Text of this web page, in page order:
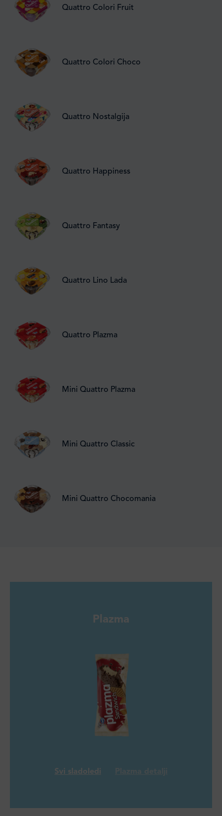
Quattro Colori Fruit
Quattro Colori Choco
Quattro Nostalgija
Quattro Happiness
Quattro Fantasy
Quattro Lino Lada
Quattro Plazma
Mini Quattro Plazma
Mini Quattro Classic
Mini Quattro Chocomania
Plazma
Svi sladoledi